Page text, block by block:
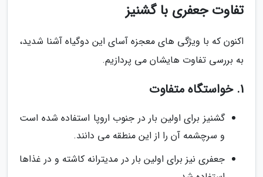
تفاوت جعفری با گشنیز
اکنون که با ویژگی های معجزه آسای این دوگیاه آشنا شدید،
به بررسی تفاوت هایشان می پردازیم.
1. خواستگاه متفاوت
گشنیز برای اولین بار در جنوب اروپا استفاده شده است
و سرچشمه آن را از این منطقه می دانند.
جعفری نیز برای اولین بار در مدیترانه کاشته و در غذاها